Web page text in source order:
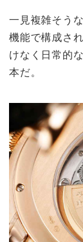
一見複雑そう
機能で構成さ
けなく日常的
本だ。